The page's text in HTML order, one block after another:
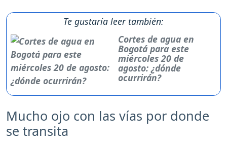
Te gustaría leer también:
Cortes de agua en
Bogotá para este
miércoles 20 de
agosto: ¿dónde
ocurrirán?
Mucho ojo con las vías por donde
se transita